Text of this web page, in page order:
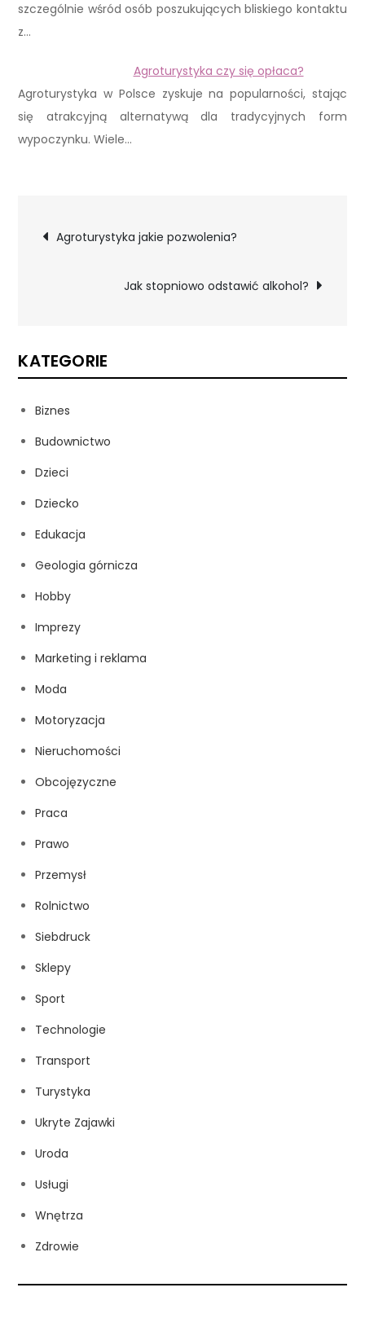
szczególnie wśród osób poszukujących bliskiego kontaktu
z…
Agroturystyka czy się opłaca?
Agroturystyka w Polsce zyskuje na popularności, stając
się atrakcyjną alternatywą dla tradycyjnych form
wypoczynku. Wiele…
Nawigacja
wpisu
Agroturystyka jakie pozwolenia?
Jak stopniowo odstawić alkohol?
KATEGORIE
Biznes
Budownictwo
Dzieci
Dziecko
Edukacja
Geologia górnicza
Hobby
Imprezy
Marketing i reklama
Moda
Motoryzacja
Nieruchomości
Obcojęzyczne
Praca
Prawo
Przemysł
Rolnictwo
Siebdruck
Sklepy
Sport
Technologie
Transport
Turystyka
Ukryte Zajawki
Uroda
Usługi
Wnętrza
Zdrowie